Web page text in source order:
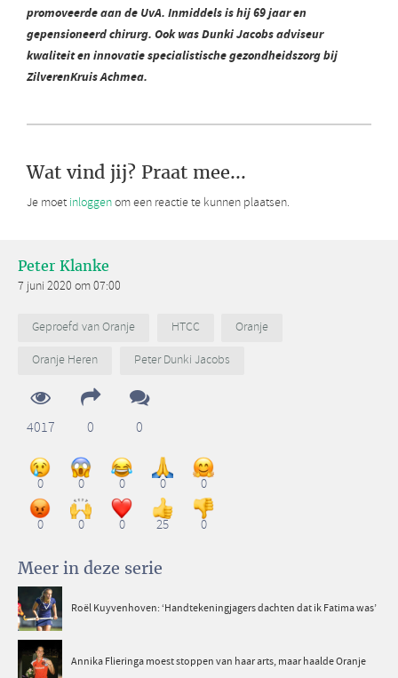
promoveerde aan de UvA. Inmiddels is hij 69 jaar en
gepensioneerd chirurg. Ook was Dunki Jacobs adviseur
kwaliteit en innovatie specialistische gezondheidszorg bij
ZilverenKruis Achmea.
Wat vind jij? Praat mee...
Je moet inloggenom een reactie te kunnen plaatsen.
Peter Klanke
7 juni 2020 om 07:00
Geproefd van Oranje HTCC
Oranje
Oranje Heren
Peter Dunki Jacobs
4017 0 0
0 0 0 0 0
0 0 0 25 0
Meer in deze serie
Roël Kuyvenhoven: ‘Handtekeningjagers dachten dat ik Fatima was’
Annika Flieringa moest stoppen van haar arts, maar haalde Oranje